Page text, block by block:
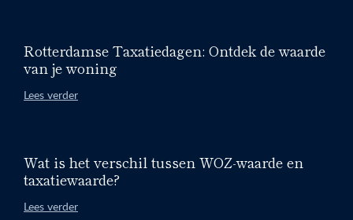
Rotterdamse Taxatiedagen: Ontdek de waarde
van je woning
Lees verder
Wat is het verschil tussen WOZ-waarde en
taxatiewaarde?
Lees verder